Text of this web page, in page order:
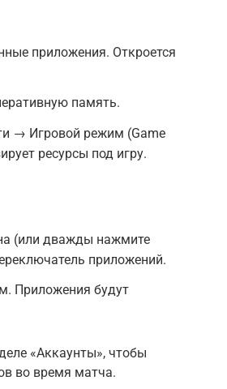
приложения. Откроется
память.
→ Игровой режим (Game
ресурсы под игру.
(или дважды нажмите
приложений.
Приложения будут
«Аккаунты», чтобы
во время матча.